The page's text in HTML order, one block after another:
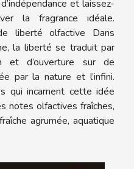
et laissez-
la fragrance idéale.
liberté olfactive Dans
la liberté se traduit par
et d’ouverture sur de
par la nature et l’infini.
qui incarnent cette idée
notes olfactives fraîches,
agrumée, aquatique